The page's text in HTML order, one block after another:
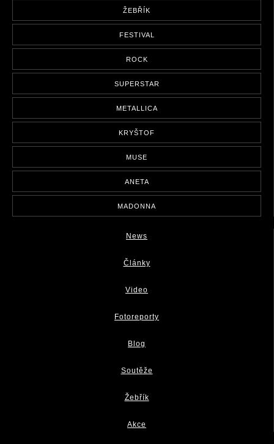
ŽEBŘÍK
FESTIVAL
ROCK
SUPERSTAR
METALLICA
KRYŠTOF
MUSE
ANETA
MADONNA
News
Články
Video
Fotoreporty
Blog
Soutěže
Žebřík
Akce